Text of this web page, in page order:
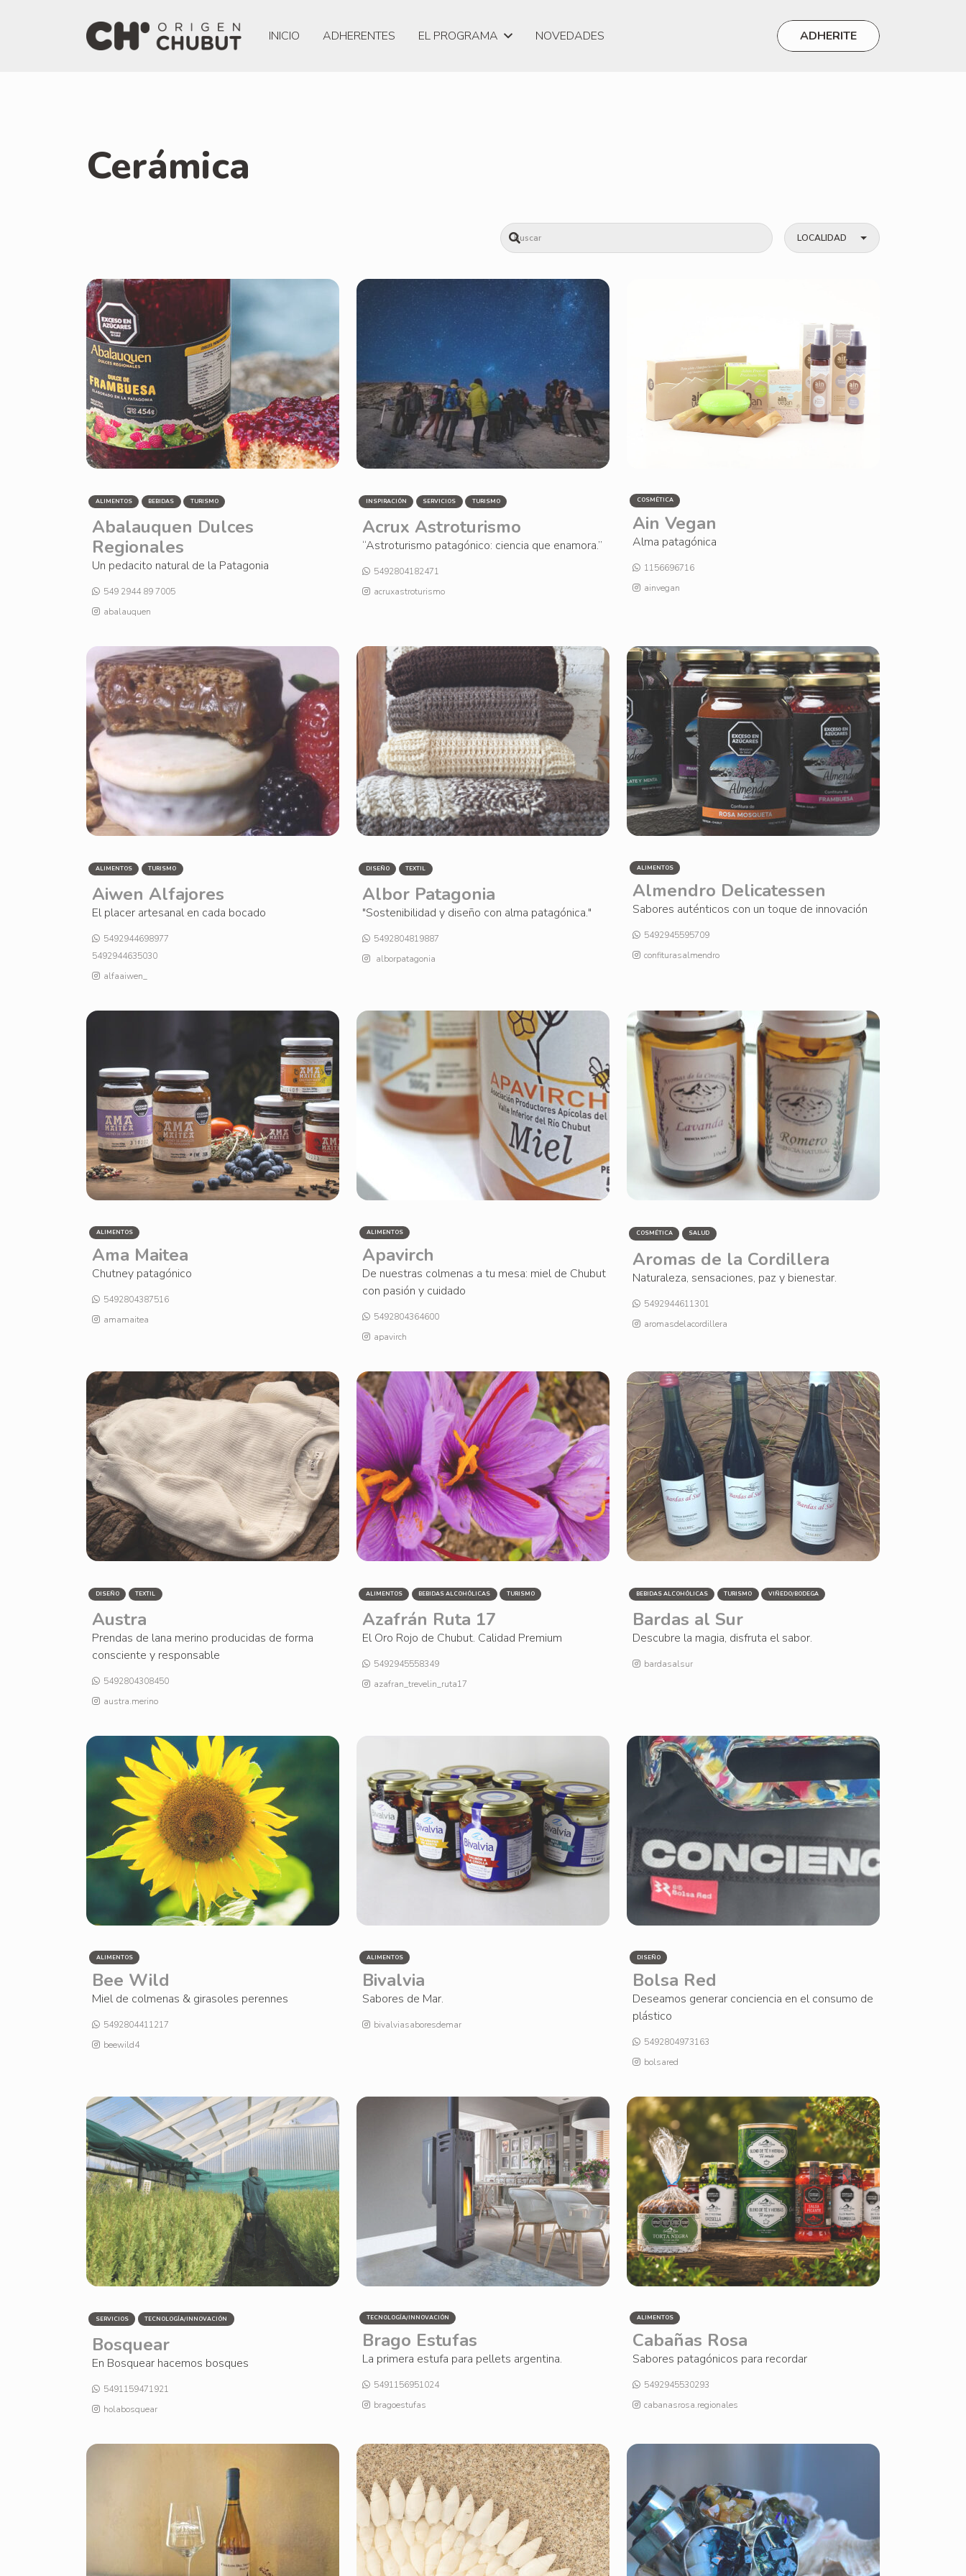
INICIO ADHERENTES EL PROGRAMA NOVEDADES ADHERITE
Cerámica
LOCALIDAD
ALIMENTOS BEBIDAS TURISMO
Abalauquen Dulces
Regionales
Un pedacito natural de la Patagonia
549 2944 89 7005
abalauquen
INSPIRACIÓN SERVICIOS TURISMO
Acrux Astroturismo
“Astroturismo patagónico: ciencia que enamora.”
5492804182471
acruxastroturismo
COSMÉTICA
Ain Vegan
Alma patagónica
1156696716
ainvegan
ALIMENTOS TURISMO
Aiwen Alfajores
El placer artesanal en cada bocado
5492944698977
5492944635030
alfaaiwen_
DISEÑO TEXTIL
Albor Patagonia
"Sostenibilidad y diseño con alma patagónica."
5492804819887
alborpatagonia
ALIMENTOS
Almendro Delicatessen
Sabores auténticos con un toque de innovación
5492945595709
confiturasalmendro
ALIMENTOS
Ama Maitea
Chutney patagónico
5492804387516
amamaitea
ALIMENTOS
Apavirch
De nuestras colmenas a tu mesa: miel de Chubut
con pasión y cuidado
5492804364600
apavirch
COSMÉTICA SALUD
Aromas de la Cordillera
Naturaleza, sensaciones, paz y bienestar.
5492944611301
aromasdelacordillera
DISEÑO TEXTIL
Austra
Prendas de lana merino producidas de forma
consciente y responsable
5492804308450
austra.merino
ALIMENTOS BEBIDAS ALCOHÓLICAS TURISMO
Azafrán Ruta 17
El Oro Rojo de Chubut. Calidad Premium
5492945558349
azafran_trevelin_ruta17
BEBIDAS ALCOHÓLICAS TURISMO VIÑEDO/BODEGA
Bardas al Sur
Descubre la magia, disfruta el sabor.
bardasalsur
ALIMENTOS
Bee Wild
Miel de colmenas & girasoles perennes
5492804411217
beewild4
ALIMENTOS
Bivalvia
Sabores de Mar.
bivalviasaboresdemar
DISEÑO
Bolsa Red
Deseamos generar conciencia en el consumo de
plástico
5492804973163
bolsared
SERVICIOS TECNOLOGÍA/INNOVACIÓN
Bosquear
En Bosquear hacemos bosques
5491159471921
holabosquear
TECNOLOGÍA/INNOVACIÓN
Brago Estufas
La primera estufa para pellets argentina.
5491156951024
bragoestufas
ALIMENTOS
Cabañas Rosa
Sabores patagónicos para recordar
5492945530293
cabanasrosa.regionales